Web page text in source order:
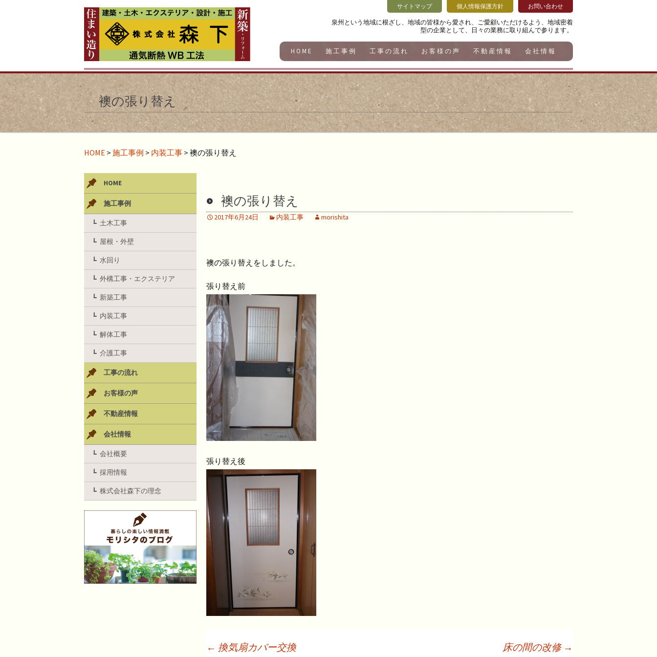
泉州という地域に根ざし、地域の皆様から愛され、ご愛顧いただけるよう、地域密着
型の企業として、日々の業務に取り組んで参ります。
サイトマップ 個人情報保護方針 お問い合わせ
HOME 施工事例 工事の流れ お客様の声 不動産情報 会社情報
襖の張り替え
HOME > 施工事例 > 内装工事 > 襖の張り替え
襖の張り替え
2017年6月24日 内装工事 morishita
襖の張り替えをしました。
張り替え前
張り替え後
← 換気扇カバー交換 床の間の改修 →
HOME
施工事例
土木工事
屋根・外壁
水回り
外構工事・エクステリア
新築工事
内装工事
解体工事
介護工事
工事の流れ
お客様の声
不動産情報
会社情報
会社概要
採用情報
株式会社森下の理念